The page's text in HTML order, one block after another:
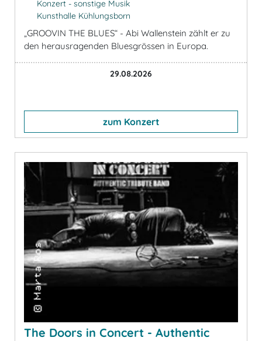
Konzert - sonstige Musik
Kunsthalle Kühlungsborn
„GROOVIN THE BLUES“ - Abi Wallenstein zählt er zu
den herausragenden Bluesgrössen in Europa.
29.08.2026
zum Konzert
The Doors in Concert - Authentic